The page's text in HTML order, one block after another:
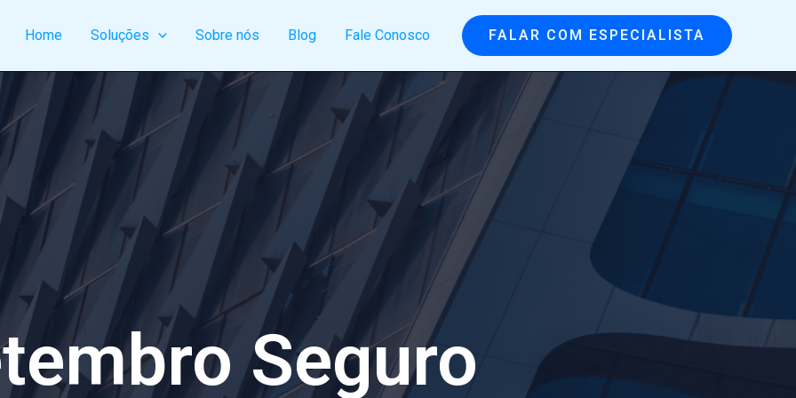
Home Soluções Sobre nós Blog Fale Conosco FALAR COM ESPECIALISTA
Seguro